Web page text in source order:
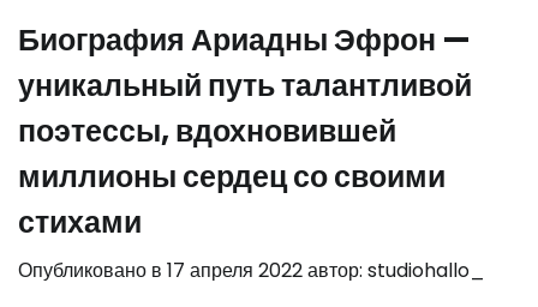
Биография Ариадны Эфрон —
уникальный путь талантливой
поэтессы, вдохновившей
миллионы сердец со своими
стихами
Опубликовано в 17 апреля 2022автор: studiohallo_